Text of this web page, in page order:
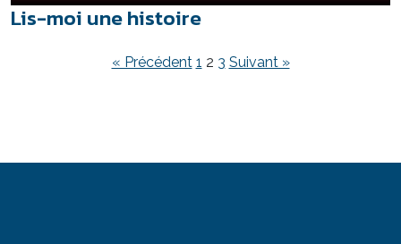
Lis-moi une histoire
« Précédent 1 2 3 Suivant »